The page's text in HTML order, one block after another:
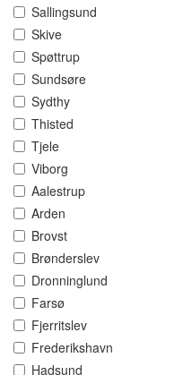
Sallingsund
Skive
Spøttrup
Sundsøre
Sydthy
Thisted
Tjele
Viborg
Aalestrup
Arden
Brovst
Brønderslev
Dronninglund
Farsø
Fjerritslev
Frederikshavn
Hadsund